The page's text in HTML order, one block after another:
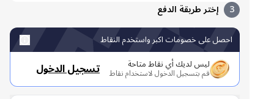
إختر طريقة الدفع
احصل على خصومات اكبر واستخدم النقاط
ليس لديك أي نقاط متاحة
قم بتسجيل الدخول لاستخدام نقاط تسجيل الدخول